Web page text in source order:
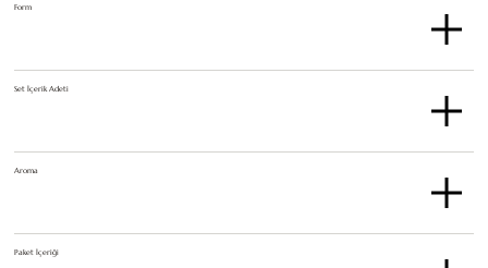
Form
Set İçerik Adeti
Aroma
Paket İçeriği